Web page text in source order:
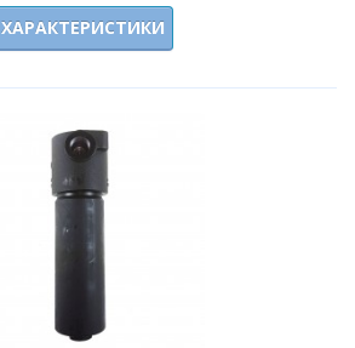
ХАРАКТЕРИСТИКИ